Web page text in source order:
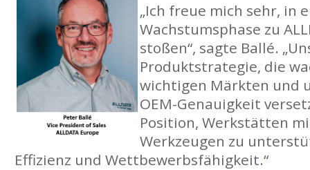
„Ich freue mich sehr, in
Wachstumsphase zu
stoßen“, sagte Ballé.
Produktstrategie, die
wichtigen Märkten und
OEM-Genauigkeit
Position, Werkstätten
Werkzeugen zu
Effizienz und Wettbewerbsfähigkeit.“